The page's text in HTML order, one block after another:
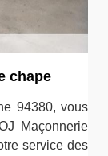
chape
94380, vous
Maçonnerie
service des